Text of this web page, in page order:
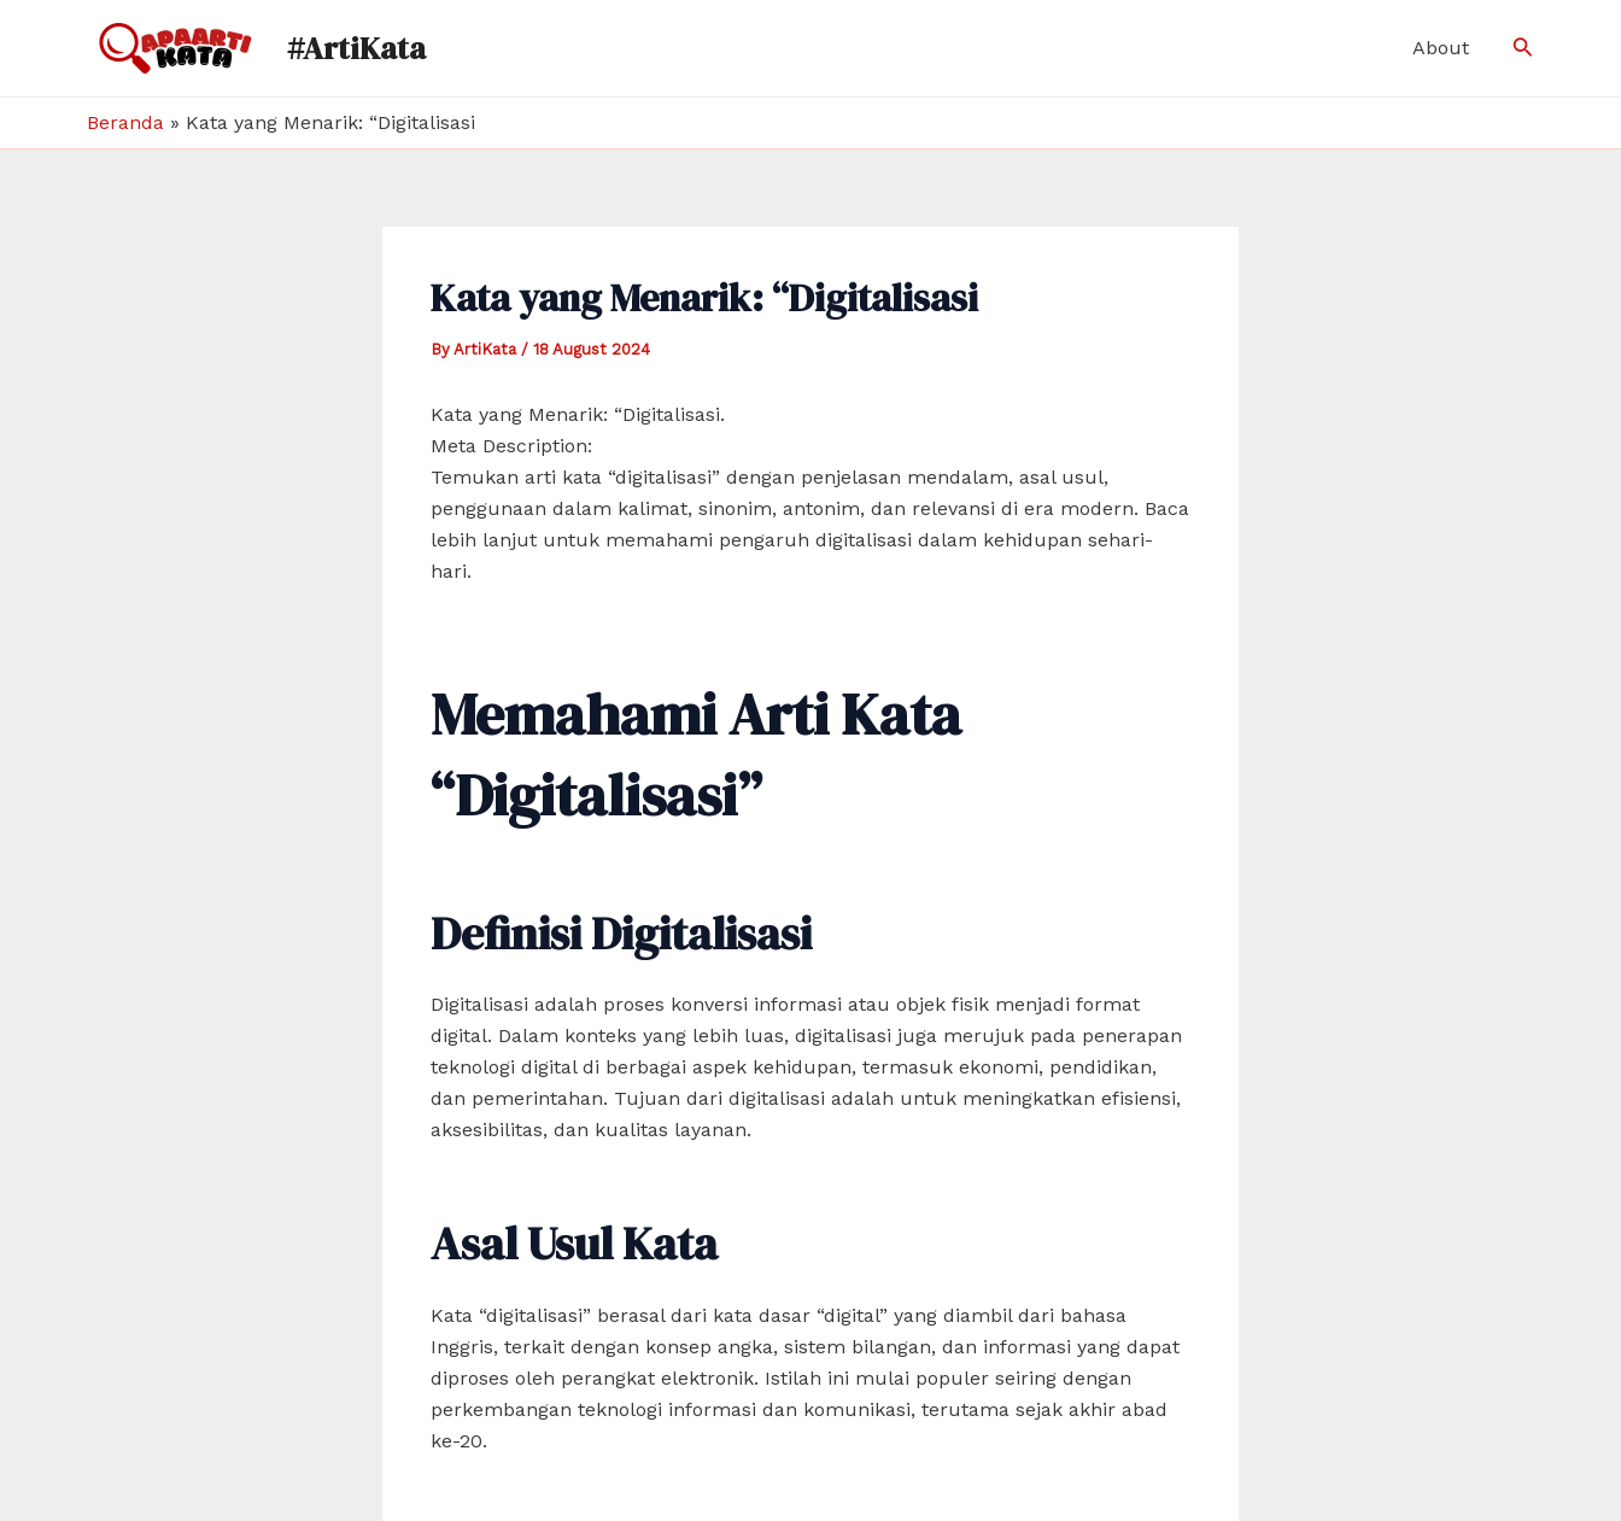
#ArtiKata About Search
Beranda » Kata yang Menarik: “Digitalisasi
Kata yang Menarik: “Digitalisasi
By ArtiKata / 18 August 2024
Kata yang Menarik: “Digitalisasi.
Meta Description:
Temukan arti kata “digitalisasi” dengan penjelasan mendalam, asal usul,
penggunaan dalam kalimat, sinonim, antonim, dan relevansi di era modern. Baca
lebih lanjut untuk memahami pengaruh digitalisasi dalam kehidupan sehari-
hari.
Memahami Arti Kata
“Digitalisasi”
Definisi Digitalisasi
Digitalisasi adalah proses konversi informasi atau objek fisik menjadi format
digital. Dalam konteks yang lebih luas, digitalisasi juga merujuk pada penerapan
teknologi digital di berbagai aspek kehidupan, termasuk ekonomi, pendidikan,
dan pemerintahan. Tujuan dari digitalisasi adalah untuk meningkatkan efisiensi,
aksesibilitas, dan kualitas layanan.
Asal Usul Kata
Kata “digitalisasi” berasal dari kata dasar “digital” yang diambil dari bahasa
Inggris, terkait dengan konsep angka, sistem bilangan, dan informasi yang dapat
diproses oleh perangkat elektronik. Istilah ini mulai populer seiring dengan
perkembangan teknologi informasi dan komunikasi, terutama sejak akhir abad
ke-20.